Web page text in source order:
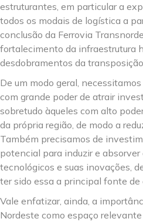
estruturantes, em particular a
todos os modais de logística a
conclusão da Ferrovia
fortalecimento da infraestrutura
desdobramentos da
De um modo geral,
com grande poder de atrair
sobretudo àqueles com alto
da própria região, de modo a
Também precisamos de
potencial para induzir e
tecnológicos e suas inovações,
ter sido essa a principal fonte de
Vale enfatizar, ainda, a
Nordeste como espaço